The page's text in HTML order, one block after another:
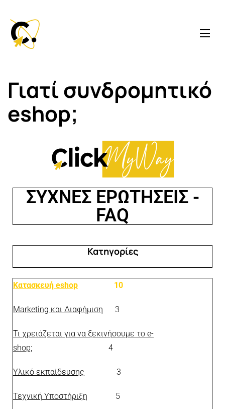
Γιατί συνδρομητικό
eshop;
ΣΥΧΝΕΣ ΕΡΩΤΗΣΕΙΣ -
FAQ
Κατηγορίες
Κατασκευή eshop 10
Marketing και Διαφήμιση 3
Τι χρειάζεται για να ξεκινήσουμε το e-
shop; 4
Υλικό εκπαίδευσης 3
Τεχνική Υποστήριξη 5